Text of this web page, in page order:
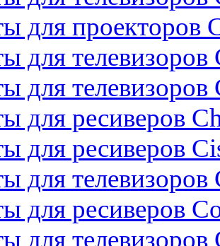
для проекторов
для телевизоров
для телевизоров
для ресиверов
для ресиверов
для телевизоров
для ресиверов
для телевизоров